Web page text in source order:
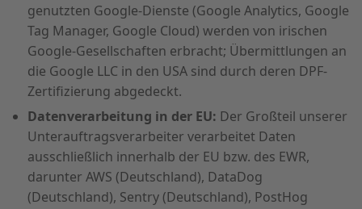
genutzten Google-Dienste (Google Analytics, Google
Tag Manager, Google Cloud) werden von irischen
Google-Gesellschaften erbracht; Übermittlungen an
die Google LLC in den USA sind durch deren DPF-
Zertifizierung abgedeckt.
Datenverarbeitung in der EU: Der Großteil unserer
Unterauftragsverarbeiter verarbeitet Daten
ausschließlich innerhalb der EU bzw. des EWR,
darunter AWS (Deutschland), DataDog
(Deutschland), Sentry (Deutschland), PostHog